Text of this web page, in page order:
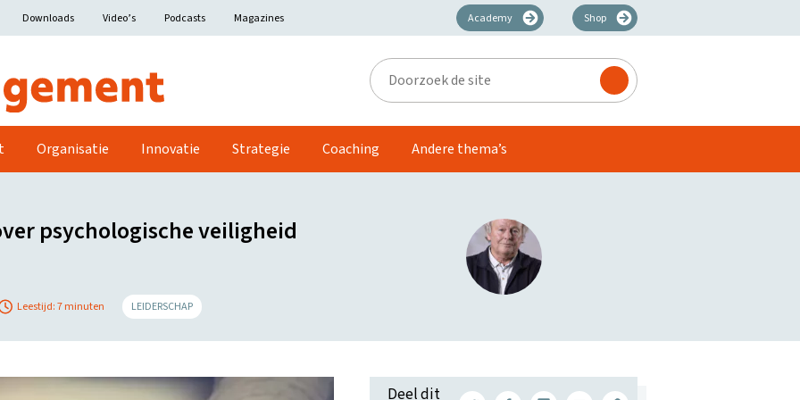
Downloads Video’s Podcasts Magazines Academy Shop
Doorzoek
de
site
Organisatie Innovatie Strategie Coaching Andere thema’s
psychologische veiligheid
Leestijd: 7 minuten LEIDERSCHAP
Deel dit